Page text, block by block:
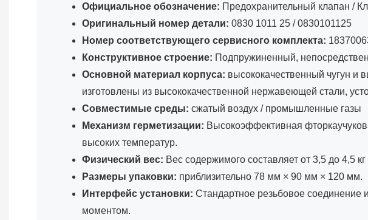
Официальное обозначение: Предохранительный клапан /
Оригинальный номер детали: 0830 1011 25 / 0830101125
Номер соответствующего сервисного комплекта:
Конструктивное строение: Подпружиненный,
Основной материал корпуса: высококачественный чугун и
изготовлены из высококачественной нержавеющей стали,
Совместимые среды: сжатый воздух / промышленные газы
Механизм герметизации: Высокоэффективная
высоких температур.
Физический вес: Вес содержимого составляет от 3,5 до 4,5
Размеры упаковки: приблизительно 78 мм × 90 мм × 120 мм.
Интерфейс установки: Стандартное резьбовое соединение
моментом.